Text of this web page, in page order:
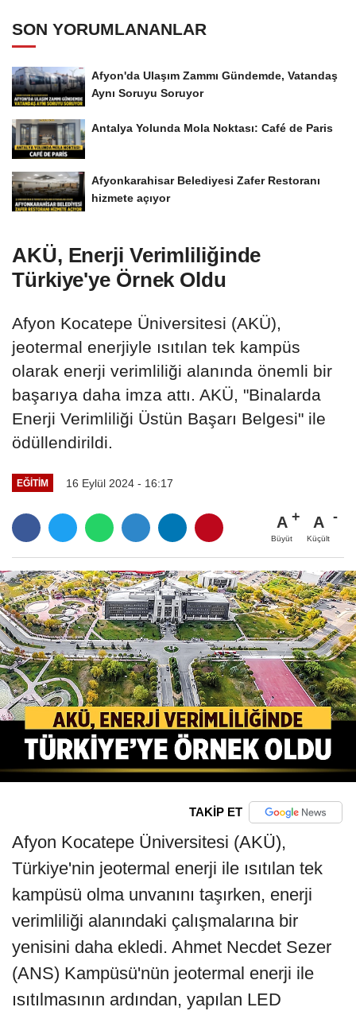
SON YORUMLANANLAR
Afyon'da Ulaşım Zammı Gündemde, Vatandaş
Aynı Soruyu Soruyor
Antalya Yolunda Mola Noktası: Café de Paris
Afyonkarahisar Belediyesi Zafer Restoranı
hizmete açıyor
AKÜ, Enerji Verimliliğinde
Türkiye'ye Örnek Oldu
Afyon Kocatepe Üniversitesi (AKÜ),
jeotermal enerjiyle ısıtılan tek kampüs
olarak enerji verimliliği alanında önemli bir
başarıya daha imza attı. AKÜ, "Binalarda
Enerji Verimliliği Üstün Başarı Belgesi" ile
ödüllendirildi.
EĞITIM 16 Eylül 2024 - 16:17
A
Büyüt
A
Küçült
TAKİP ET
Afyon Kocatepe Üniversitesi (AKÜ),
Türkiye'nin jeotermal enerji ile ısıtılan tek
kampüsü olma unvanını taşırken, enerji
verimliliği alanındaki çalışmalarına bir
yenisini daha ekledi. Ahmet Necdet Sezer
(ANS) Kampüsü'nün jeotermal enerji ile
ısıtılmasının ardından, yapılan LED